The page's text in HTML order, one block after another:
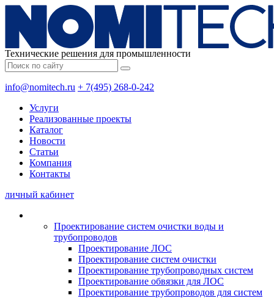
Технические решения для промышленности
info@nomitech.ru + 7(495) 268-0-242
Услуги
Реализованные проекты
Каталог
Новости
Статьи
Компания
Контакты
личный кабинет
Проектирование систем очистки воды и
трубопроводов
Проектирование ЛОС
Проектирование систем очистки
Проектирование трубопроводных систем
Проектирование обвязки для ЛОС
Проектирование трубопроводов для систем